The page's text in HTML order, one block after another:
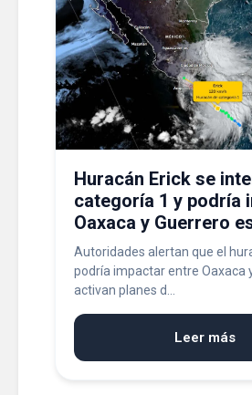
Huracán Erick se
categoría 1 y podría
Oaxaca y Guerrero
Autoridades alertan que el
podría impactar entre Oaxaca
activan planes d...
Leer más